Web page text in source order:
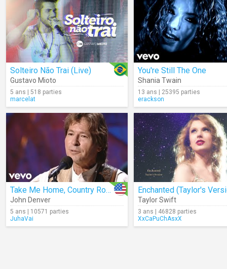
Solteiro Não Trai (Live)
Gustavo Mioto
5 ans | 518 parties
marcelat
You're Still The One
Shania Twain
13 ans | 25395 parties
erackson
Take Me Home, Country Roads (Live)
John Denver
5 ans | 10571 parties
JuhaVai
Taylor Swift
3 ans | 46828 parties
XxCaPuChAsxX